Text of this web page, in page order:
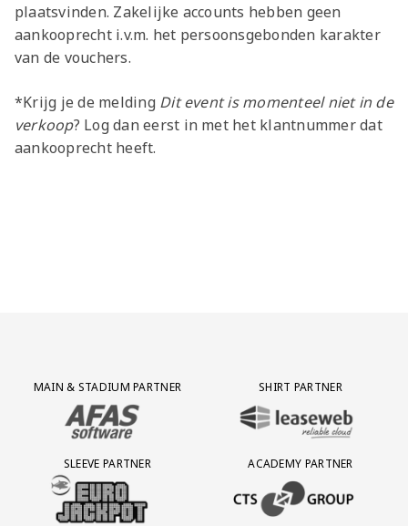
plaatsvinden. Zakelijke accounts hebben geen
aankooprecht i.v.m. het persoonsgebonden karakter
van de vouchers.
*Krijg je de melding Dit event is momenteel niet in de
verkoop? Log dan eerst in met het klantnummer dat
aankooprecht heeft.
Partner Logos Grid
MAIN & STADIUM PARTNER
BEZOEK ONZE MAIN & STADIUM PARTNER AFAS SOFTWARE
SHIRT PARTNER
BEZOEK ONZE SHIRT PARTNER
SLEEVE PARTNER
BEZOEK ONZE SLEEVE PARTNER EUROJACKPOT
ACADEMY PARTNER
BEZOEK ONZE ACADEMY